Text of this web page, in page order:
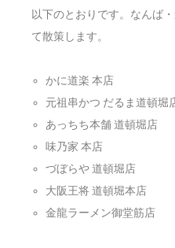
以下のとおりです。なんば
て散策します。
かに道楽 本店
元祖串かつ だるま道頓堀
あっちち本舗 道頓堀店
味乃家 本店
づぼらや 道頓堀店
大阪王将 道頓堀本店
金龍ラーメン御堂筋店